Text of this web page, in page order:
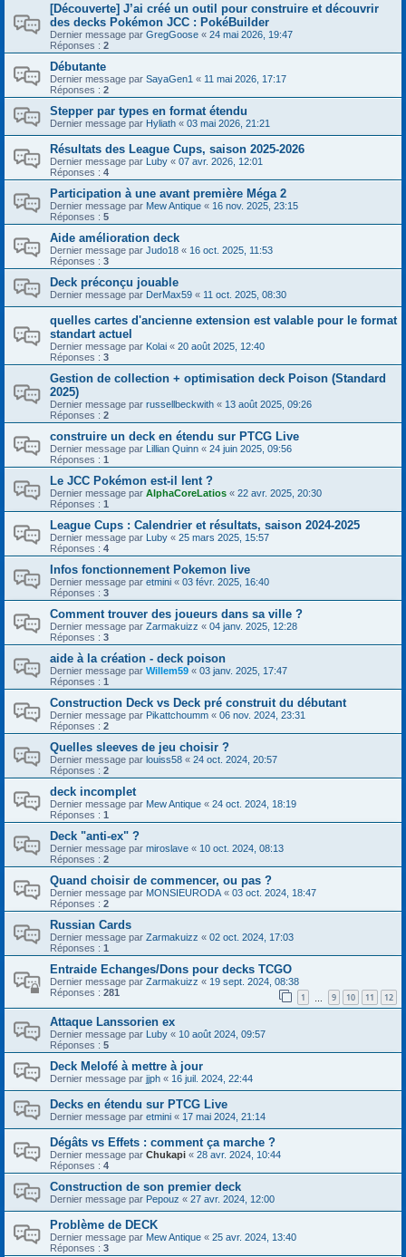
[Découverte] J’ai créé un outil pour construire et découvrir
des decks Pokémon JCC : PokéBuilder
Dernier message par GregGoose « 24 mai 2026, 19:47
Réponses : 2
Débutante
Dernier message par SayaGen1 « 11 mai 2026, 17:17
Réponses : 2
Stepper par types en format étendu
Dernier message par Hyliath « 03 mai 2026, 21:21
Résultats des League Cups, saison 2025-2026
Dernier message par Luby « 07 avr. 2026, 12:01
Réponses : 4
Participation à une avant première Méga 2
Dernier message par Mew Antique « 16 nov. 2025, 23:15
Réponses : 5
Aide amélioration deck
Dernier message par Judo18 « 16 oct. 2025, 11:53
Réponses : 3
Deck préconçu jouable
Dernier message par DerMax59 « 11 oct. 2025, 08:30
quelles cartes d'ancienne extension est valable pour le format
standart actuel
Dernier message par Kolai « 20 août 2025, 12:40
Réponses : 3
Gestion de collection + optimisation deck Poison (Standard
2025)
Dernier message par russellbeckwith « 13 août 2025, 09:26
Réponses : 2
construire un deck en étendu sur PTCG Live
Dernier message par Lillian Quinn « 24 juin 2025, 09:56
Réponses : 1
Le JCC Pokémon est-il lent ?
Dernier message par AlphaCoreLatios « 22 avr. 2025, 20:30
Réponses : 1
League Cups : Calendrier et résultats, saison 2024-2025
Dernier message par Luby « 25 mars 2025, 15:57
Réponses : 4
Infos fonctionnement Pokemon live
Dernier message par etmini « 03 févr. 2025, 16:40
Réponses : 3
Comment trouver des joueurs dans sa ville ?
Dernier message par Zarmakuizz « 04 janv. 2025, 12:28
Réponses : 3
aide à la création - deck poison
Dernier message par Willem59 « 03 janv. 2025, 17:47
Réponses : 1
Construction Deck vs Deck pré construit du débutant
Dernier message par Pikattchoumm « 06 nov. 2024, 23:31
Réponses : 2
Quelles sleeves de jeu choisir ?
Dernier message par louiss58 « 24 oct. 2024, 20:57
Réponses : 2
deck incomplet
Dernier message par Mew Antique « 24 oct. 2024, 18:19
Réponses : 1
Deck "anti-ex" ?
Dernier message par miroslave « 10 oct. 2024, 08:13
Réponses : 2
Quand choisir de commencer, ou pas ?
Dernier message par MONSIEURODA « 03 oct. 2024, 18:47
Réponses : 2
Russian Cards
Dernier message par Zarmakuizz « 02 oct. 2024, 17:03
Réponses : 1
Entraide Echanges/Dons pour decks TCGO
Dernier message par Zarmakuizz « 19 sept. 2024, 08:38
Réponses : 281 1 9 10 11 12
Attaque Lanssorien ex
Dernier message par Luby « 10 août 2024, 09:57
Réponses : 5
Deck Melofé à mettre à jour
Dernier message par jjph « 16 juil. 2024, 22:44
Decks en étendu sur PTCG Live
Dernier message par etmini « 17 mai 2024, 21:14
Dégâts vs Effets : comment ça marche ?
Dernier message par Chukapi « 28 avr. 2024, 10:44
Réponses : 4
Construction de son premier deck
Dernier message par Pepouz « 27 avr. 2024, 12:00
Problème de DECK
Dernier message par Mew Antique « 25 avr. 2024, 13:40
Réponses : 3